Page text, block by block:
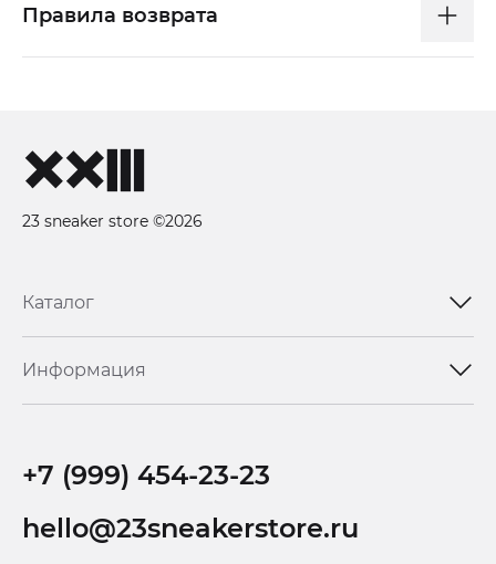
Правила возврата
23 sneaker store ©2026
Каталог
Информация
+7 (999) 454-23-23
hello@23sneakerstore.ru